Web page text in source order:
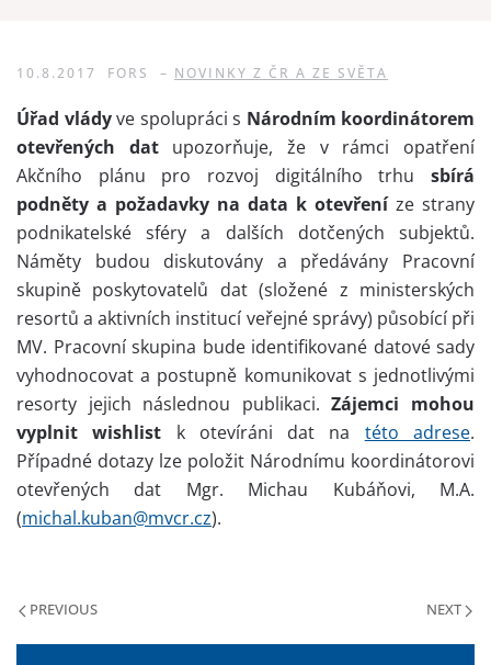
10.8.2017 FORS – NOVINKY Z ČR A ZE SVĚTA
Úřad vládyve spolupráci s Národním koordinátorem
otevřených datupozorňuje, že v rámci opatření
Akčního plánu pro rozvoj digitálního trhu sbírá
podněty a požadavky na data k otevřeníze strany
podnikatelské sféry a dalších dotčených subjektů.
Náměty budou diskutovány a předávány Pracovní
skupině poskytovatelů dat (složené z ministerských
resortů a aktivních institucí veřejné správy) působící při
MV. Pracovní skupina bude identifikované datové sady
vyhodnocovat a postupně komunikovat s jednotlivými
resorty jejich následnou publikaci.Zájemci mohou
vyplnit wishlist k otevíráni dat na této adrese.
Případné dotazy lze položit Národnímu koordinátorovi
otevřených dat Mgr. Michau Kubáňovi, M.A.
(michal.kuban@mvcr.cz).
PREVIOUS NEXT